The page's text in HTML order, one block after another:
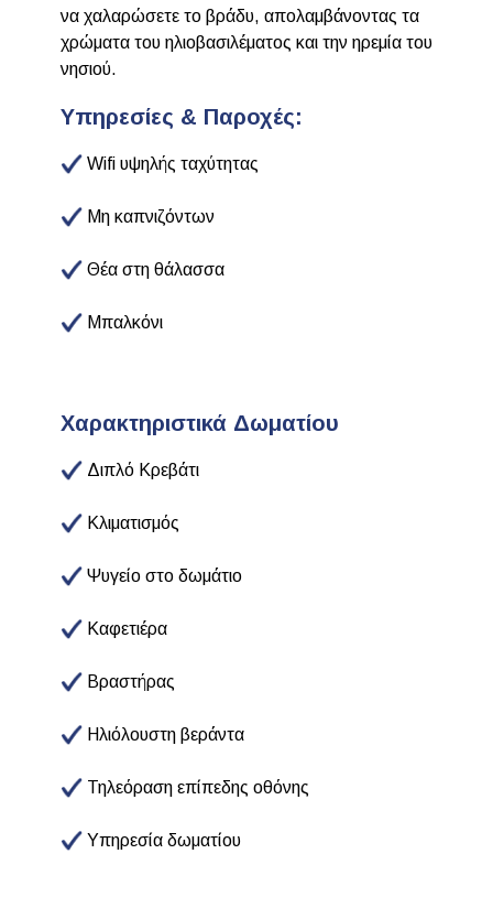
να χαλαρώσετε το βράδυ, απολαμβάνοντας τα
χρώματα του ηλιοβασιλέματος και την ηρεμία του
νησιού.
Υπηρεσίες & Παροχές:
Wifi υψηλής ταχύτητας
Μη καπνιζόντων
Θέα στη θάλασσα
Μπαλκόνι
Χαρακτηριστικά Δωματίου
Διπλό Κρεβάτι
Κλιματισμός
Ψυγείο στο δωμάτιο
Καφετιέρα
Βραστήρας
Ηλιόλουστη βεράντα
Τηλεόραση επίπεδης οθόνης
Υπηρεσία δωματίου